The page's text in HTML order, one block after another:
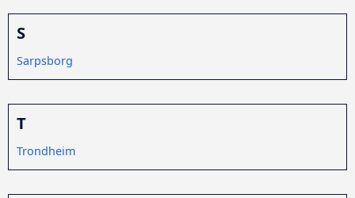
S
Sarpsborg
T
Trondheim